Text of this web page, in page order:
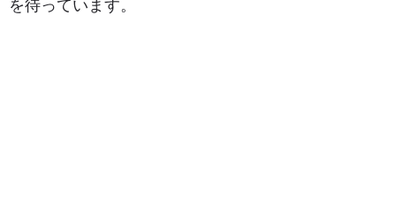
を待っています。